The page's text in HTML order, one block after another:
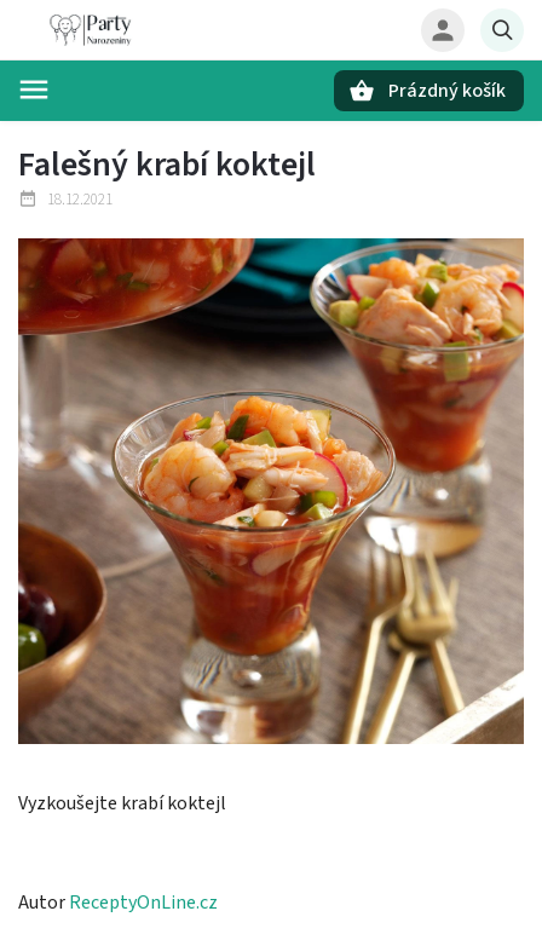
Prázdný košík
Falešný krabí koktejl
18.12.2021
Vyzkoušejte krabí koktejl
AutorReceptyOnLine.cz